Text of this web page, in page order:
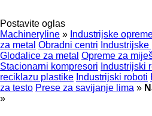
Postavite oglas
Machineryline » Industrijske
za metal Obradni centri
Glodalice za metal Opreme za
Stacionarni kompresori Industrijski
reciklazu plastike Industrijski roboti
za testo Prese za savijanje lima »
»